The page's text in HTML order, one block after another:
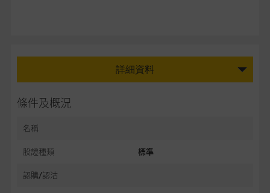
詳細資料
條件及概況
名稱
股證種類 標準
認購/認沽